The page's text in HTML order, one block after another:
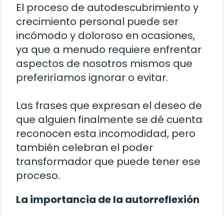
El proceso de autodescubrimiento y
crecimiento personal puede ser
incómodo y doloroso en ocasiones,
ya que a menudo requiere enfrentar
aspectos de nosotros mismos que
preferiríamos ignorar o evitar.
Las frases que expresan el deseo de
que alguien finalmente se dé cuenta
reconocen esta incomodidad, pero
también celebran el poder
transformador que puede tener ese
proceso.
La importancia de la autorreflexión